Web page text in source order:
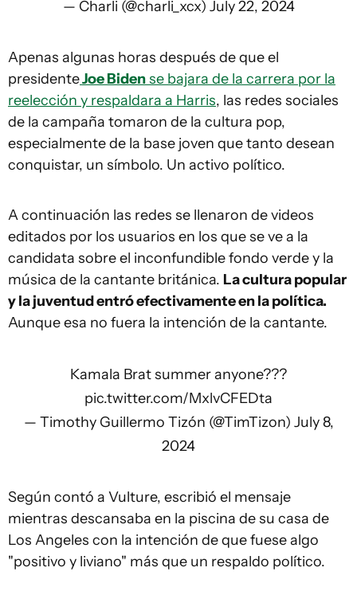
— Charli (@charli_xcx) July 22, 2024
Apenas algunas horas después de que el
presidenteJoe Bidense bajara de la carrera por la
reelección y respaldara a Harris, las redes sociales
de la campaña tomaron de la cultura pop,
especialmente de la base joven que tanto desean
conquistar, un símbolo. Un activo político.
A continuación las redes se llenaron de videos
editados por los usuarios en los que se ve a la
candidata sobre el inconfundible fondo verde y la
música de la cantante británica. La cultura popular
y la juventud entró efectivamente en la política.
Aunque esa no fuera la intención de la cantante.
Kamala Brat summer anyone???
pic.twitter.com/MxlvCFEDta
— Timothy Guillermo Tizón (@TimTizon) July 8,
2024
Según contó a Vulture, escribió el mensaje
mientras descansaba en la piscina de su casa de
Los Angeles con la intención de que fuese algo
"positivo y liviano" más que un respaldo político.